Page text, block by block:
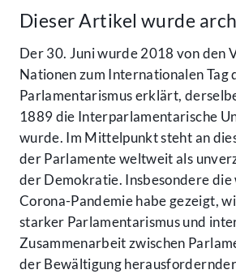
Dieser Artikel wurde
Der 30. Juni wurde 2018 von den
Nationen zum Internationalen Tag
Parlamentarismus erklärt,
1889 die Interparlamentarische
wurde. Im Mittelpunkt steht an
der Parlamente weltweit als
der Demokratie. Insbesondere
Corona-Pandemie habe gezeigt,
starker Parlamentarismus und
Zusammenarbeit zwischen
der Bewältigung